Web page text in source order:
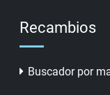
Recambios
Buscador por